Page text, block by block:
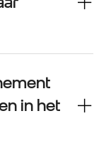
in het